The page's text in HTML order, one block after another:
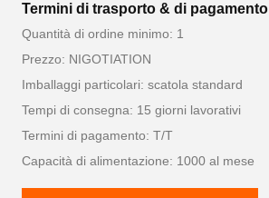
Termini di trasporto & di pagamento
Quantità di ordine minimo: 1
Prezzo: NIGOTIATION
Imballaggi particolari: scatola standard
Tempi di consegna: 15 giorni lavorativi
Termini di pagamento: T/T
Capacità di alimentazione: 1000 al mese